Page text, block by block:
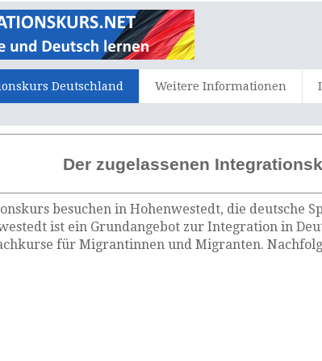
Deutschland Weitere Informationen
Der zugelassenen
besuchen in Hohenwestedt, die deutsche
ist ein Grundangebot zur Integration in
für Migrantinnen und Migranten.